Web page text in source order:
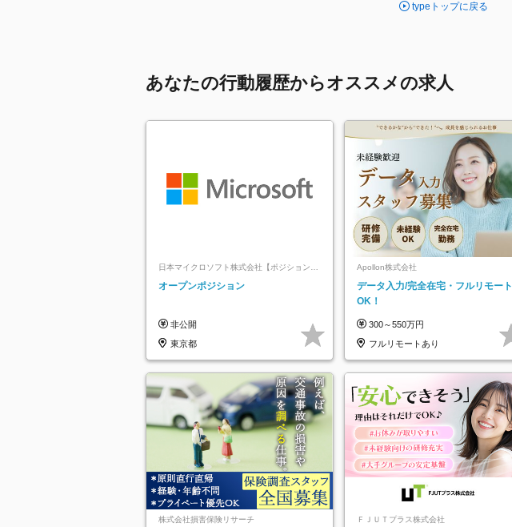
typeトップに戻る
あなたの行動履歴からオススメの求人
日本マイクロソフト株式会社【ポジションマ
ッチ登録】
オープンポジション
非公開
東京都
Apollon株式会社
データ入力/完全在宅・フルリモート
OK！
300～550万円
フルリモートあり
株式会社損害保険リサーチ ＦＪＵＴプラス株式会社